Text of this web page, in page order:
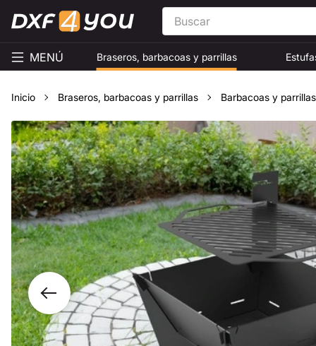
MENÚ Braseros, barbacoas y parrillas
Inicio Braseros, barbacoas y parrillas Barbacoas y parrillas